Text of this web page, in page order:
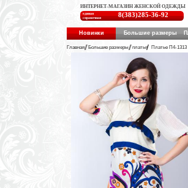
ИНТЕРНЕТ-МАГАЗИН ЖЕНСКОЙ ОДЕЖДЫ
единая
справочная
8(383)285-36-92
Новинки Большие размеры
Главная Большие размеры платья Платье П4-1313